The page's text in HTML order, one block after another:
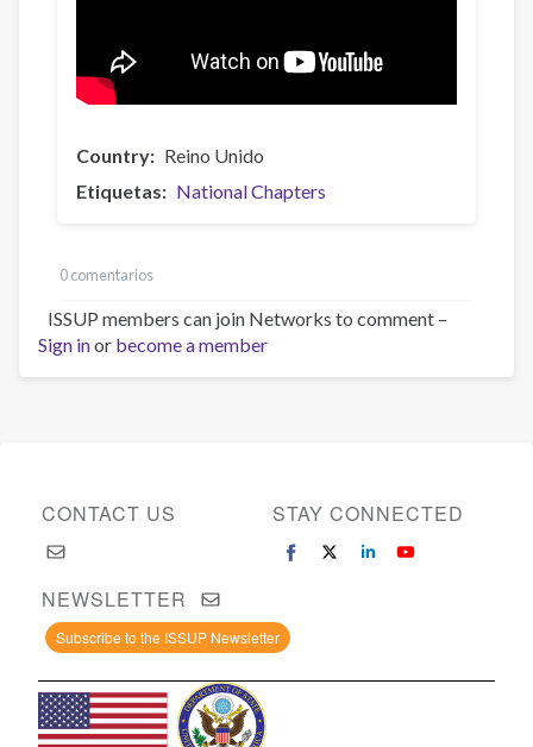
Country
Reino Unido
Etiquetas
National Chapters
0 comentarios
ISSUP members can join Networks to comment –
Sign inor become a member
CONTACT US STAY CONNECTED
NEWSLETTER
Subscribe to the ISSUP Newsletter